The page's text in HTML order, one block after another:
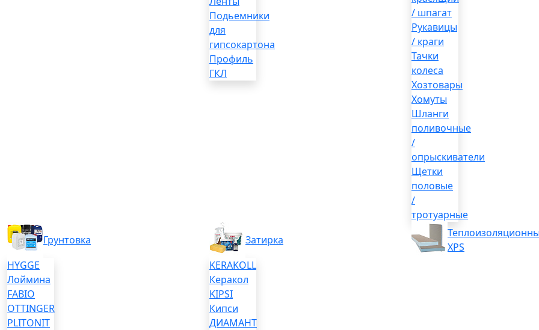
Подьемники
для
гипсокартона
Профиль
ГКЛ
/ шпагат
Рукавицы
/ краги
Тачки
колеса
Хозтовары
Хомуты
Шланги
поливочные
/
опрыскиватели
Щетки
половые
/
тротуарные
Грунтовка
HYGGE
Лоймина
FABIO
OTTINGER
PLITONIT
Затирка
KERAKOLL
Керакол
KIPSI
Кипси
ДИАМАНТ
XPS